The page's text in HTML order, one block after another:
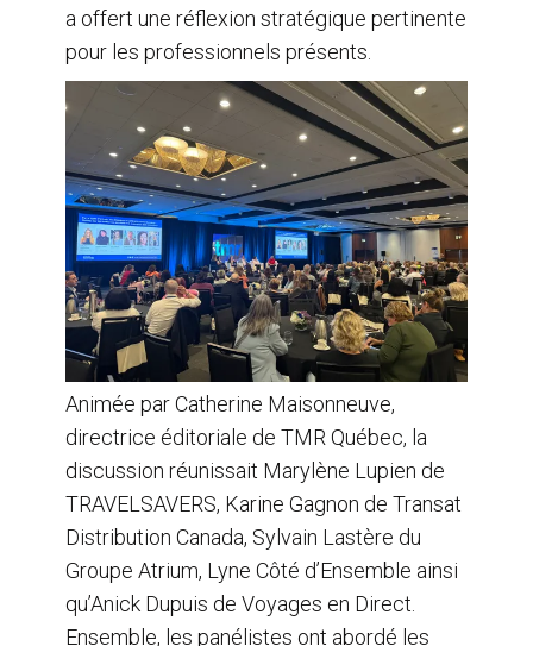
a offert une réflexion stratégique pertinente
pour les professionnels présents.
Animée par Catherine Maisonneuve,
directrice éditoriale de TMR Québec, la
discussion réunissait Marylène Lupien de
TRAVELSAVERS, Karine Gagnon de Transat
Distribution Canada, Sylvain Lastère du
Groupe Atrium, Lyne Côté d’Ensemble ainsi
qu’Anick Dupuis de Voyages en Direct.
Ensemble, les panélistes ont abordé les